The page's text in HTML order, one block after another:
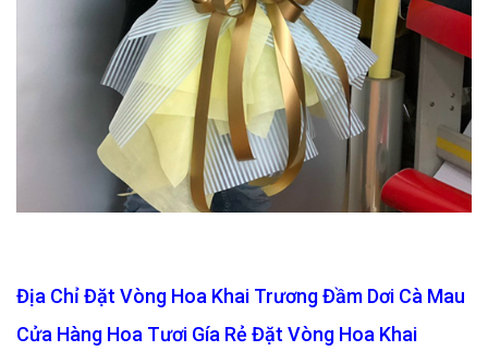
Địa Chỉ Đặt Vòng Hoa Khai Trương Đầm Dơi Cà Mau
Cửa Hàng Hoa Tươi Gía Rẻ Đặt Vòng Hoa Khai